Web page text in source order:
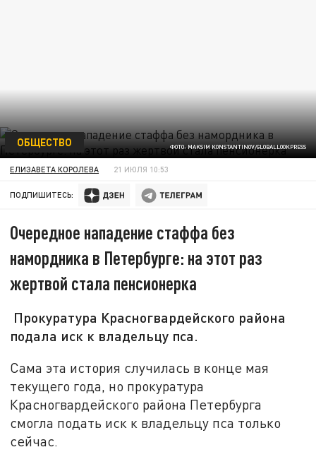
ФОТО: MAKSIM KONSTANTINOV/GLOBALLOOKPRESS
ОБЩЕСТВО
ЕЛИЗАВЕТА КОРОЛЕВА 21 ИЮЛЯ 10:53
ПОДПИШИТЕСЬ:
Очередное нападение стаффа без
намордника в Петербурге: на этот раз
жертвой стала пенсионерка
Прокуратура Красногвардейского района
подала иск к владельцу пса.
Сама эта история случилась в конце мая
текущего года, но прокуратура
Красногвардейского района Петербурга
смогла подать иск к владельцу пса только
сейчас.